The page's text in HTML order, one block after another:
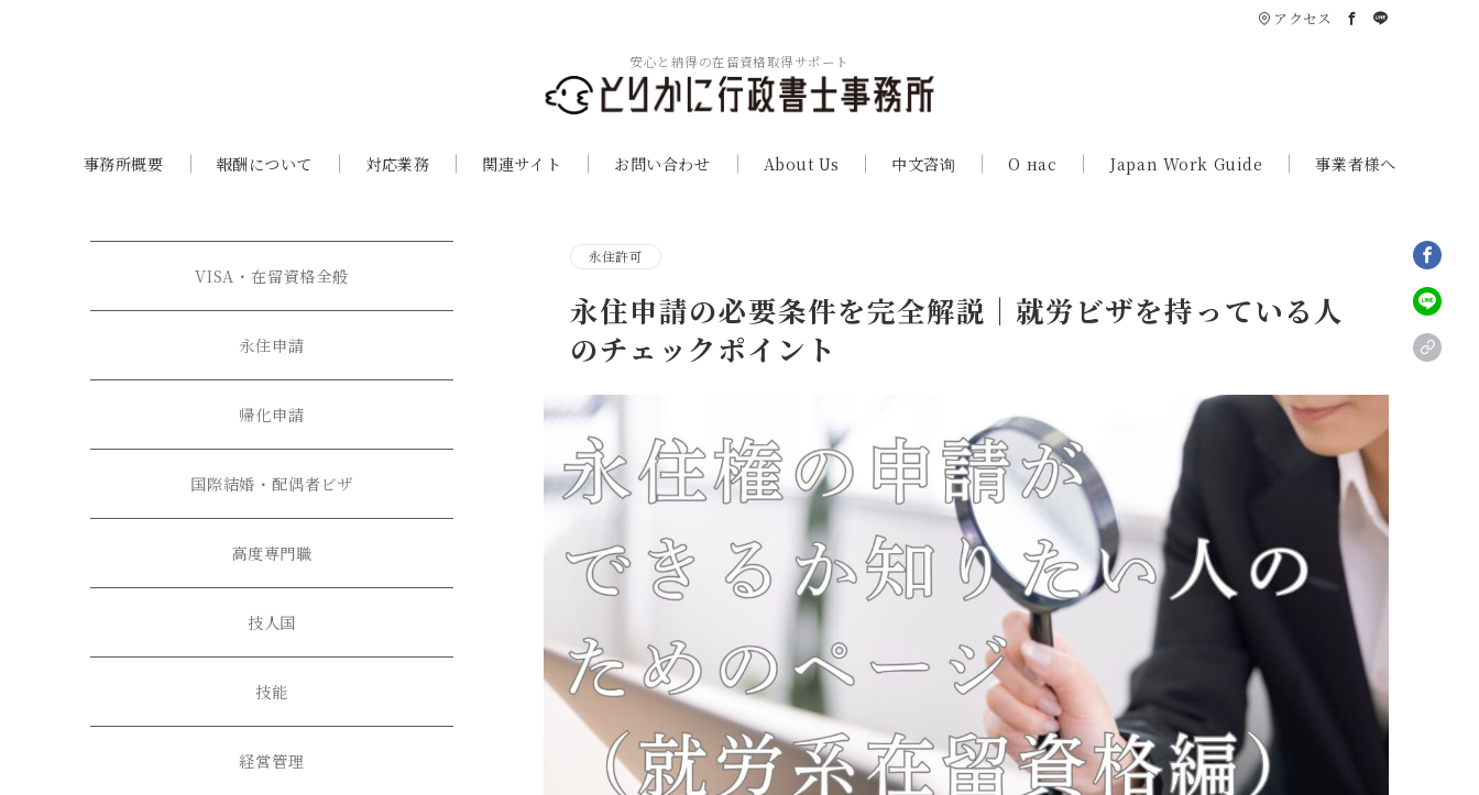
アクセス
安心と納得の在留資格取得サポート
事務所概要 報酬について 対応業務 関連サイト お問い合わせ About Us 中文咨询 О нас Japan Work Guide 事業者様へ
永住許可
永住申請の必要条件を完全解説｜就労ビザを持っている人
のチェックポイント
VISA・在留資格全般
永住申請
帰化申請
国際結婚・配偶者ビザ
高度専門職
技人国
技能
経営管理